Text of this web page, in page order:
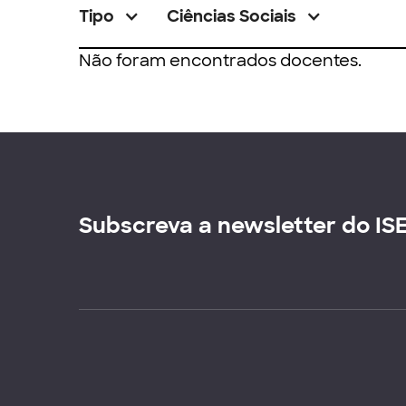
Tipo Ciências Sociais
Não foram encontrados docentes.
Subscreva a newsletter do